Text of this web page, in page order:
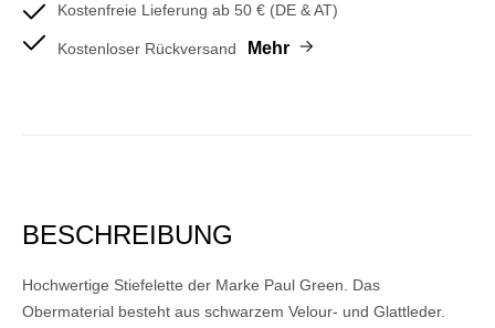
Kostenfreie Lieferung ab 50 € (DE & AT)
Kostenloser Rückversand Mehr
BESCHREIBUNG
Hochwertige Stiefelette der Marke Paul Green. Das
Obermaterial besteht aus schwarzem Velour- und Glattleder.